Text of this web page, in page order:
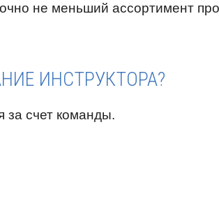
не меньший ассортимент
ИНСТРУКТОРА?
за счет команды.